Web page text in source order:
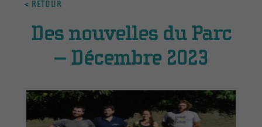
< RETOUR
Des nouvelles du Parc
– Décembre 2023